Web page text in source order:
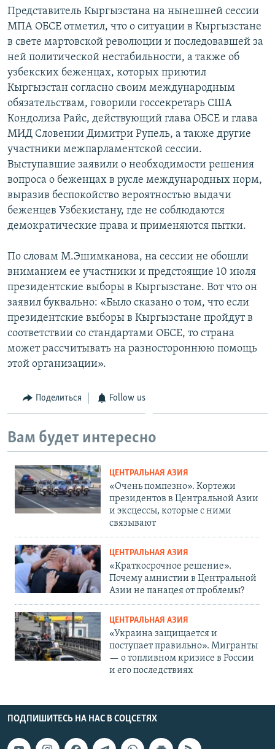
Представитель Кыргызстана на нынешней сессии
МПА ОБСЕ отметил, что о ситуации в Кыргызстане
в свете мартовской революции и последовавшей за
ней политической нестабильности, а также об
узбекских беженцах, которых приютил
Кыргызстан согласно своим международным
обязательствам, говорили госсекретарь США
Кондолиза Райс, действующий глава ОБСЕ и глава
МИД Словении Димитри Рупель, а также другие
участники межпарламентской сессии.
Выступавшие заявили о необходимости решения
вопроса о беженцах в русле международных норм,
выразив беспокойство вероятностью выдачи
беженцев Узбекистану, где не соблюдаются
демократические права и применяются пытки.
По словам М.Эшимканова, на сессии не обошли
вниманием ее участники и предстоящие 10 июля
президентские выборы в Кыргызстане. Вот что он
заявил буквально: «Было сказано о том, что если
президентские выборы в Кыргызстане пройдут в
соответствии со стандартами ОБСЕ, то страна
может рассчитывать на разностороннюю помощь
этой организации».
Поделиться Follow us
Вам будет интересно
ЦЕНТРАЛЬНАЯ АЗИЯ
«Очень помпезно». Кортежи
президентов в Центральной Азии
и эксцессы, которые с ними
связывают
ЦЕНТРАЛЬНАЯ АЗИЯ
«Краткосрочное решение».
Почему амнистии в Центральной
Азии не панацея от проблемы?
ЦЕНТРАЛЬНАЯ АЗИЯ
«Украина защищается и
поступает правильно». Мигранты
— о топливном кризисе в России
и его последствиях
ПОДПИШИТЕСЬ НА НАС В СОЦСЕТЯХ